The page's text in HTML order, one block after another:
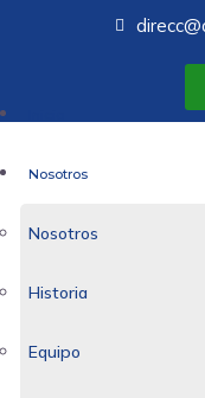
Nosotros
Nosotros
Historia
Equipo